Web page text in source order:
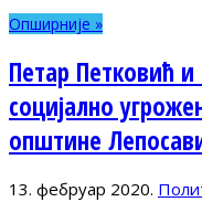
Опширније »
Петар Петковић
социјално
општине
13. фебруар 2020.